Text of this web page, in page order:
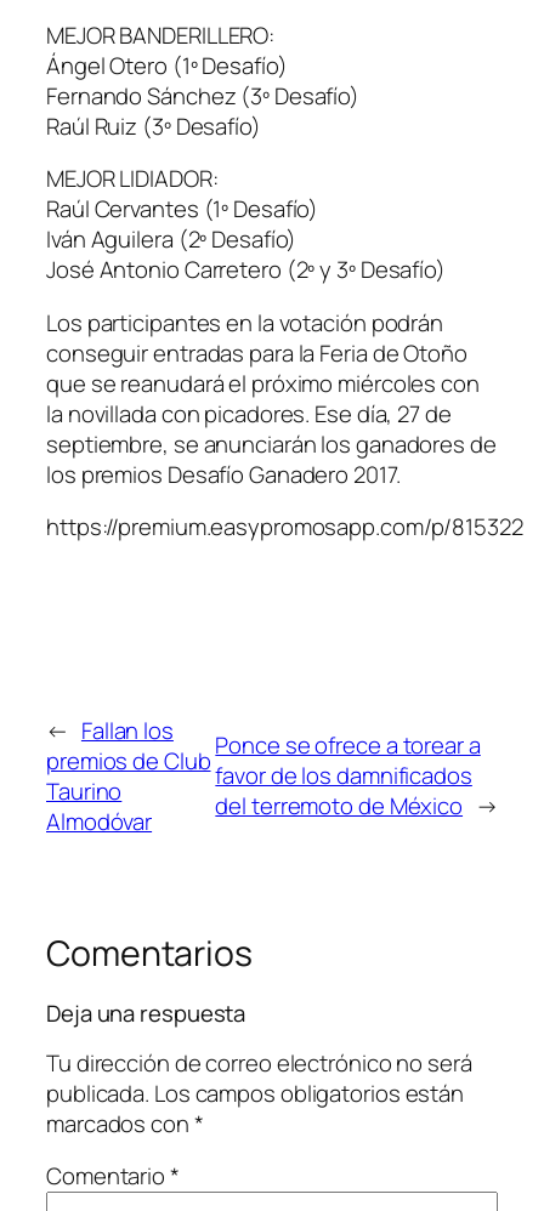
MEJOR BANDERILLERO:
Ángel Otero (1º Desafío)
Fernando Sánchez (3º Desafío)
Raúl Ruiz (3º Desafío)
MEJOR LIDIADOR:
Raúl Cervantes (1º Desafío)
Iván Aguilera (2º Desafío)
José Antonio Carretero (2º y 3º Desafío)
Los participantes en la votación podrán
conseguir entradas para la Feria de Otoño
que se reanudará el próximo miércoles con
la novillada con picadores. Ese día, 27 de
septiembre, se anunciarán los ganadores de
los premios Desafío Ganadero 2017.
https://premium.easypromosapp.com/p/815322
← Fallan los
premios de Club
Taurino
Almodóvar
Ponce se ofrece a torear a
favor de los damnificados
del terremoto de México →
Comentarios
Deja una respuesta
Tu dirección de correo electrónico no será
publicada. Los campos obligatorios están
marcados con*
Comentario*